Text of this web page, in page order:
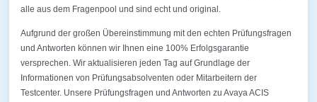
alle aus dem Fragenpool und sind echt und original.
Aufgrund der großen Übereinstimmung mit den echten Prüfungsfragen
und Antworten können wir Ihnen eine 100% Erfolgsgarantie
versprechen. Wir aktualisieren jeden Tag auf Grundlage der
Informationen von Prüfungsabsolventen oder Mitarbeitern der
Testcenter. Unsere Prüfungsfragen und Antworten zu Avaya ACIS